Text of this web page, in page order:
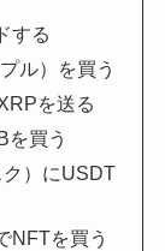
する
ル）を買う
を送る
買う
）にUSDT
NFTを買う